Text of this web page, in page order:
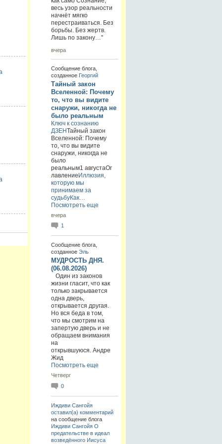
весь узор реальности
начнёт мягко
перестраиваться. Без
борьбы. Без жертв.
Лишь по закону…"
вчера
Сообщение блога,
созданное Георгий
Тайный закон
Вселенной: Почему
то, что вы видите
снаружи, никогда не
было реальным
Ключ к сознанию
ДЗЕНТайный закон
Вселенной: Почему
то, что вы видите
снаружи, никогда не
было
реальным1 августаОг
лавлениеИллюзия,
которую мы
принимаем за
судьбуКак…
Посмотреть еще
вчера
1
Сообщение блога,
созданное Эль
МУДРОСТЬ ДНЯ.
(06.08.2026)
Один из законов
жизни гласит, что как
только закрывается
одна дверь,
открывается другая.
Но вся беда в том,
что мы смотрим на
запертую дверь и не
обращаем внимания
на
открывшуюся. Андре
Жид
Посмотреть еще
Четверг
0
Иждиви Сангойя
оставил(а) комментарий
на сообщение блога
Иждиви Сангойя О
предательстве в идеал
возведённого Иисуса